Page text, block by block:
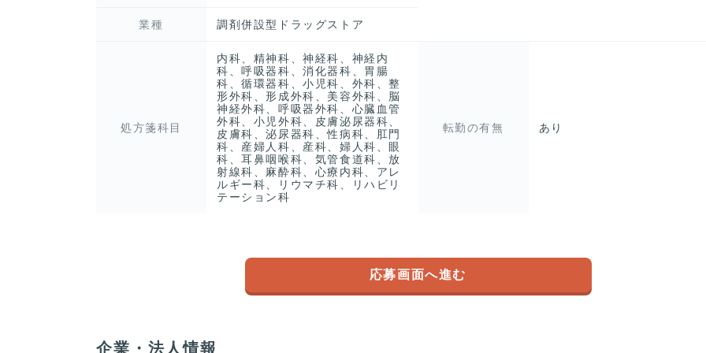
業種 調剤併設型ドラッグストア
処方箋科目
内科、精神科、神経科、神経内
科、呼吸器科、消化器科、胃腸
科、循環器科、小児科、外科、整
形外科、形成外科、美容外科、脳
神経外科、呼吸器外科、心臓血管
外科、小児外科、皮膚泌尿器科、
皮膚科、泌尿器科、性病科、肛門
科、産婦人科、産科、婦人科、眼
科、耳鼻咽喉科、気管食道科、放
射線科、麻酔科、心療内科、アレ
ルギー科、リウマチ科、リハビリ
テーション科
転勤の有無 あり
応募画面へ進む
企業・法人情報